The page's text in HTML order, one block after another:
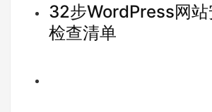
32步WordPress网站
检查清单